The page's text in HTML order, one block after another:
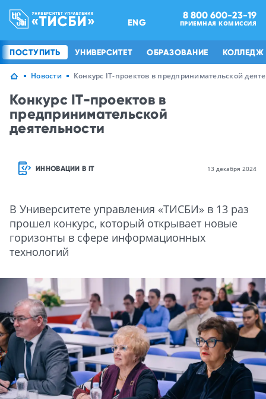
ENG
8 800 600-23-19
ПРИЕМНАЯ КОМИССИЯ
ПОСТУПИТЬ УНИВЕРСИТЕТ ОБРАЗОВАНИЕ КОЛЛЕДЖ
Новости Конкурс IT-проектов в предпринимательской
Конкурс IT-проектов в
предпринимательской
деятельности
ИННОВАЦИИ В IT 13 декабря 2024
В Университете управления «ТИСБИ» в 13 раз
прошел конкурс, который открывает новые
горизонты в сфере информационных
технологий